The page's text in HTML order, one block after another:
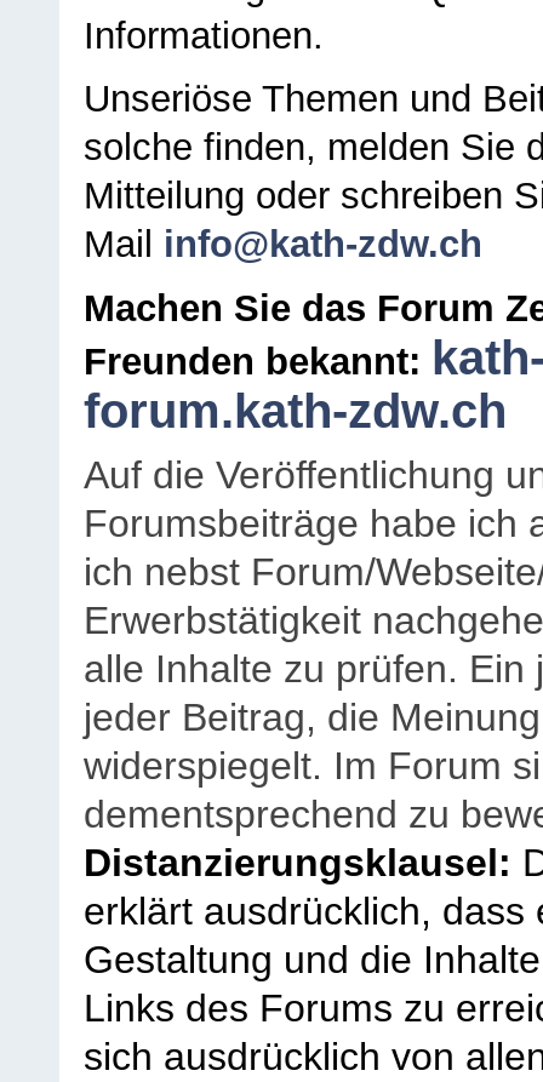
Informationen.
Unseriöse Themen und
solche finden, melden Sie
Mitteilung oder schreiben
Mail info@kath-zdw.ch
Machen Sie das Forum
Freunden bekannt:
forum.kath-zdw.ch
Auf die Veröffentlichung
Forumsbeiträge habe ich
ich nebst Forum/
Erwerbstätigkeit
alle Inhalte zu prüfen.
jeder Beitrag, die
widerspiegelt. Im Forum
dementsprechend zu
Distanzierungsklausel:
erklärt ausdrücklich,
Gestaltung und die
Links des Forums zu
sich ausdrücklich von